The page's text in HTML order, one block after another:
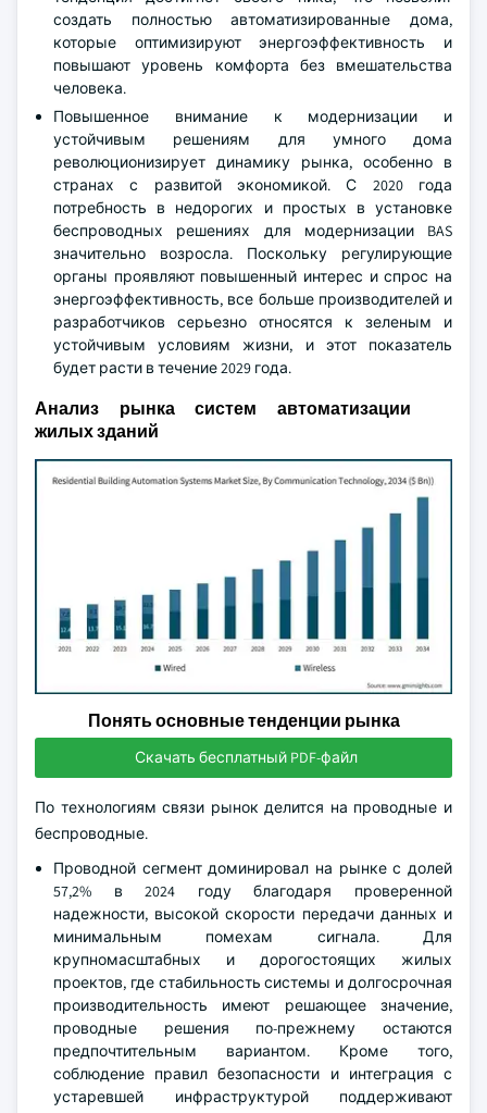
создать полностью автоматизированные дома,
которые оптимизируют энергоэффективность и
повышают уровень комфорта без вмешательства
человека.
Повышенное внимание к модернизации и
устойчивым решениям для умного дома
революционизирует динамику рынка, особенно в
странах с развитой экономикой. С 2020 года
потребность в недорогих и простых в установке
беспроводных решениях для модернизации BAS
значительно возросла. Поскольку регулирующие
органы проявляют повышенный интерес и спрос на
энергоэффективность, все больше производителей и
разработчиков серьезно относятся к зеленым и
устойчивым условиям жизни, и этот показатель
будет расти в течение 2029 года.
Анализ рынка систем автоматизации
жилых зданий
Понять основные тенденции рынка
Скачать бесплатный PDF-файл
По технологиям связи рынок делится на проводные и
беспроводные.
Проводной сегмент доминировал на рынке с долей
57,2% в 2024 году благодаря проверенной
надежности, высокой скорости передачи данных и
минимальным помехам сигнала. Для
крупномасштабных и дорогостоящих жилых
проектов, где стабильность системы и долгосрочная
производительность имеют решающее значение,
проводные решения по-прежнему остаются
предпочтительным вариантом. Кроме того,
соблюдение правил безопасности и интеграция с
устаревшей инфраструктурой поддерживают